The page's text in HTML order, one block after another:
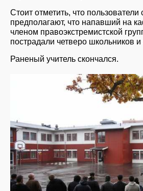
Стоит отметить, что
предполагают, что напавший на
членом правоэкстремистской
пострадали четверо школьников
Раненый учитель скончался.